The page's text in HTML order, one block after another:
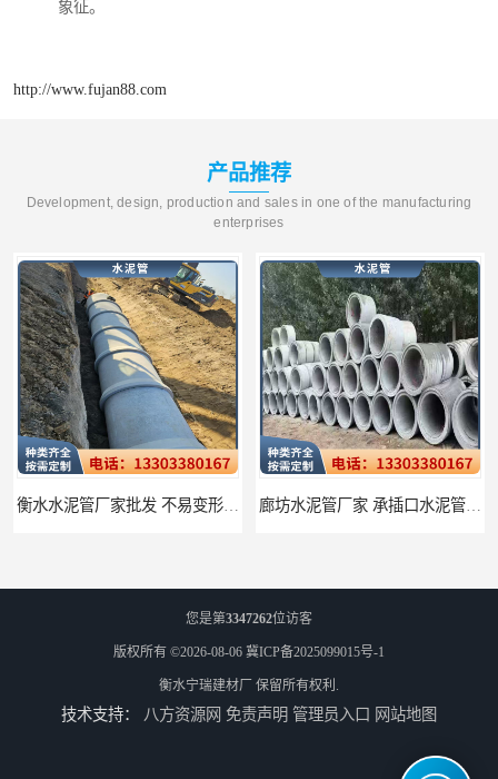
象征。
http://www.fujan88.com
产品推荐
Development, design, production and sales in one of the manufacturing
enterprises
衡水水泥管厂家批发 不易变形结构稳定 廊坊水泥管厂家 承插口水泥管 抗滑移性能稳定可靠
您是第3347262位访客
版权所有 ©2026-08-06 冀ICP备2025099015号-1
衡水宁瑞建材厂 保留所有权利.
技术支持： 八方资源网 免责声明 管理员入口 网站地图